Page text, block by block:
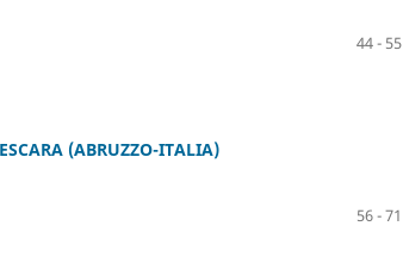
44 - 55
(ABRUZZO-ITALIA)
56 - 71